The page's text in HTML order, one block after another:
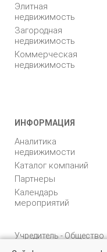
Элитная
недвижимость
Загородная
недвижимость
Коммерческая
недвижимость
ИНФОРМАЦИЯ
Аналитика
недвижимости
Каталог компаний
Партнеры
Календарь
мероприятий
Учредитель - Общество